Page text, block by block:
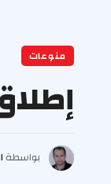
منوعات
بواسطة